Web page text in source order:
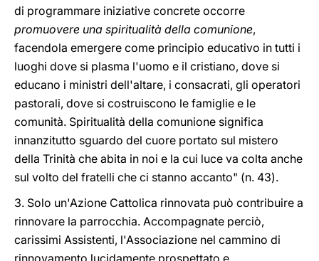
di programmare iniziative concrete occorre
promuovere una spiritualità della comunione,
facendola emergere come principio educativo in tutti i
luoghi dove si plasma l'uomo e il cristiano, dove si
educano i ministri dell'altare, i consacrati, gli operatori
pastorali, dove si costruiscono le famiglie e le
comunità. Spiritualità della comunione significa
innanzitutto sguardo del cuore portato sul mistero
della Trinità che abita in noi e la cui luce va colta anche
sul volto del fratelli che ci stanno accanto" (n. 43).
3. Solo un'Azione Cattolica rinnovata può contribuire a
rinnovare la parrocchia. Accompagnate perciò,
carissimi Assistenti, l'Associazione nel cammino di
rinnovamento lucidamente prospettato e